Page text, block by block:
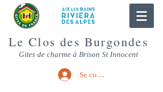
Le Clos des Burgondes
Gites de charme à Brison St Innocent
Se connecter